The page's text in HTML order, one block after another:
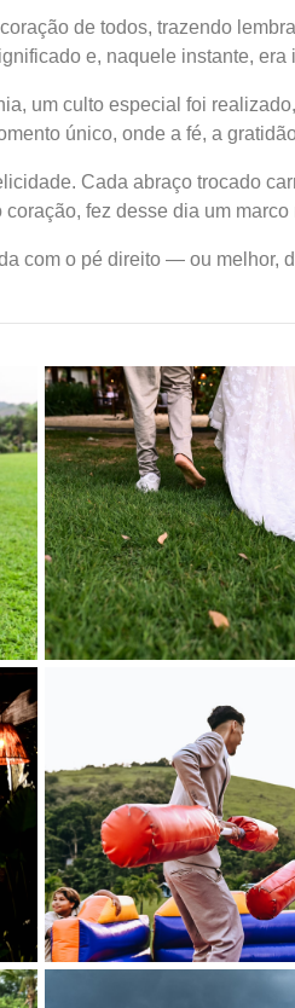
de todos, trazendo
e, naquele instante,
um culto especial foi
único, onde a fé, a
Cada abraço trocado
fez desse dia um
com o pé direito — ou melhor,